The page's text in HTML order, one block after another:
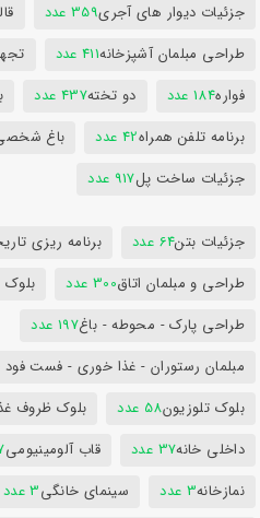
جزئیات دیوار های آجری359 عدد
طراحی مبلمان آشپزخانه411 عدد
فواره184 عدد دو تخته437 عدد
برنامه تلفن همراه42 عدد باغ
جزئیات ساخت پل917 عدد
جزئیات بتن64 عدد برنامه ریزی
طراحی و مبلمان اتاق300 عدد
طراحی پارک - محوطه - باغ197 عدد
مبلمان رستوران - غذا خوری - فست
بلوک تلوزیون58 عدد بلوک ظروف
داخلی خانه37 عدد قاب آلومینیومی
نمازخانه3 عدد سینمای خانگی3 عدد